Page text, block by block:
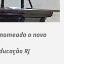
o novo
RJ